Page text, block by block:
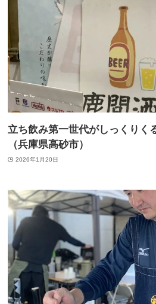
立ち飲み第一世代がしっくりく
（兵庫県高砂市）
2026年1月20日